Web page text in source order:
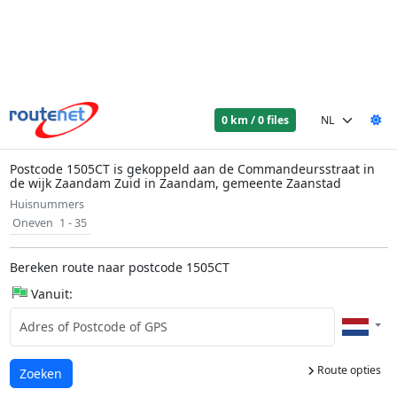
0 km / 0 files
Postcode 1505CT is gekoppeld aan de Commandeursstraat in
de wijk Zaandam Zuid in Zaandam, gemeente Zaanstad
Huisnummers
Oneven 1 - 35
Bereken route naar postcode 1505CT
Vanuit:
Route opties
Laden...
Zoeken